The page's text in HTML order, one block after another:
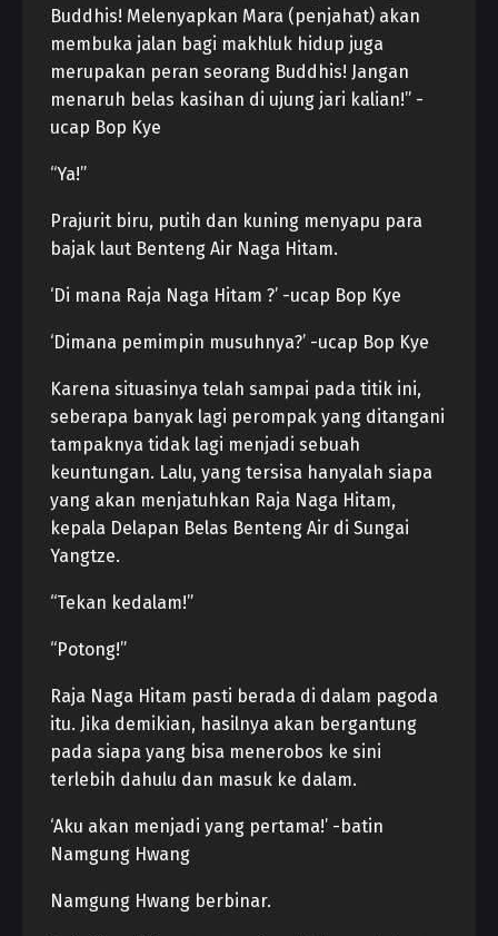
Buddhis! Melenyapkan Mara (penjahat) akan
membuka jalan bagi makhluk hidup juga
merupakan peran seorang Buddhis! Jangan
menaruh belas kasihan di ujung jari kalian!” -
ucap Bop Kye
“Ya!”
Prajurit biru, putih dan kuning menyapu para
bajak laut Benteng Air Naga Hitam.
‘Di mana Raja Naga Hitam ?’ -ucap Bop Kye
‘Dimana pemimpin musuhnya?’ -ucap Bop Kye
Karena situasinya telah sampai pada titik ini,
seberapa banyak lagi perompak yang ditangani
tampaknya tidak lagi menjadi sebuah
keuntungan. Lalu, yang tersisa hanyalah siapa
yang akan menjatuhkan Raja Naga Hitam,
kepala Delapan Belas Benteng Air di Sungai
Yangtze.
“Tekan kedalam!”
“Potong!”
Raja Naga Hitam pasti berada di dalam pagoda
itu. Jika demikian, hasilnya akan bergantung
pada siapa yang bisa menerobos ke sini
terlebih dahulu dan masuk ke dalam.
‘Aku akan menjadi yang pertama!’ -batin
Namgung Hwang
Namgung Hwang berbinar.